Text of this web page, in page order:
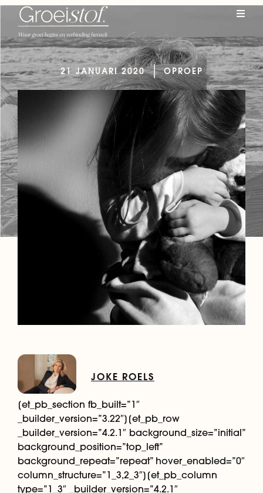
21 JANUARI 2020 OPROEP
JOKE ROELS
[et_pb_section fb_built=”1″
_builder_version=”3.22″][et_pb_row
_builder_version=”4.2.1″ background_size=”initial”
background_position=”top_left”
background_repeat=”repeat” hover_enabled=”0″
column_structure=”1_3,2_3″][et_pb_column
type=”1_3″ _builder_version=”4.2.1″